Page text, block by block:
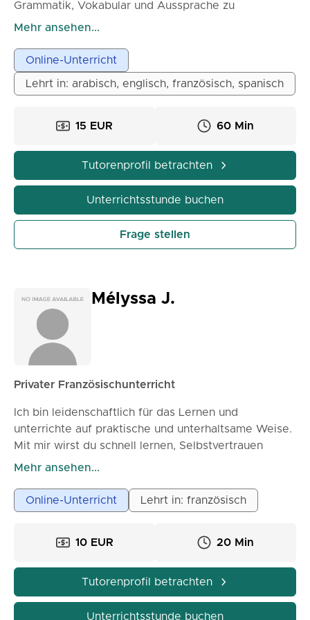
Grammatik, Vokabular und Aussprache zu
verbessern. Der Kurs behandelt verschiedene
Aussprache, Rechtschreibung, Vokabeln, Verständnis
von Hörtexten und schriftliche und mündliche
Kommunikation. Absolvieren Sie diesen Kurs, um
Aussprache im Französischen zu verbessern und zu
Mehr ansehen...
Online-Unterricht
Lehrt in: arabisch, englisch, französisch, spanisch
15 EUR 60 Min
Tutorenprofil betrachten
Unterrichtsstunde buchen
Frage stellen
Mélyssa J.
Privater Französischunterricht
Ich bin leidenschaftlich für das Lernen und
unterrichte auf praktische und unterhaltsame Weise.
Mit mir wirst du schnell lernen, Selbstvertrauen
gewinnen und deine Fähigkeiten überall mühelos
Mehr ansehen...
Online-Unterricht Lehrt in: französisch
10 EUR 20 Min
Tutorenprofil betrachten
Unterrichtsstunde buchen